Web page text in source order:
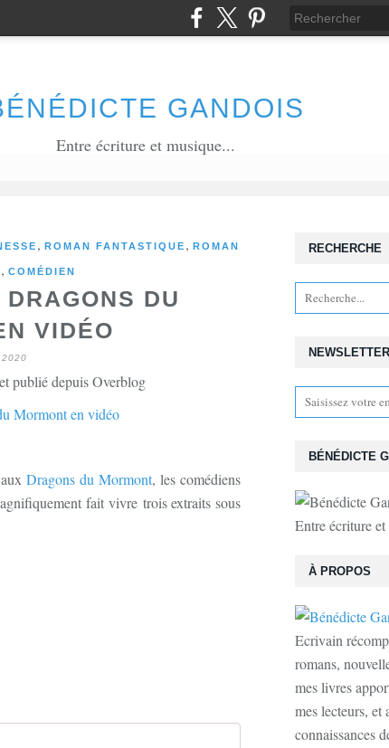
GANDOIS
Entre écriture et musique...
, ROMAN FANTASTIQUE , ROMAN
, COMÉDIEN
DU
VIDÉO
publié depuis Overblog
Dragons du Mormont, les comédiens
fait vivre trois extraits sous
NEWSLETTER
RECHERCHE
BÉNÉDICTE
Entre écriture
À PROPOS
Ecrivain
romans,
mes livres
mes lecteurs, et
connaissances